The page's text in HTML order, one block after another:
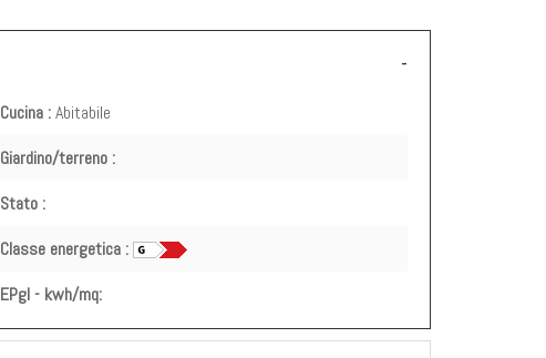
Cucina :Abitabile
Giardino/terreno :
Stato :
Classe energetica :
EPgl - kwh/mq: